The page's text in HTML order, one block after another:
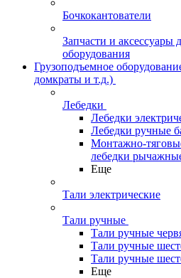
Бочкокантователи
Запчасти и аксессуары
оборудования
Грузоподъемное
домкраты и т.д.)
Лебедки
Лебедки
Лебедки ручные
Монтажно-
лебедки
Еще
Тали электрические
Тали ручные
Тали ручные
Тали ручные
Тали ручные
Еще